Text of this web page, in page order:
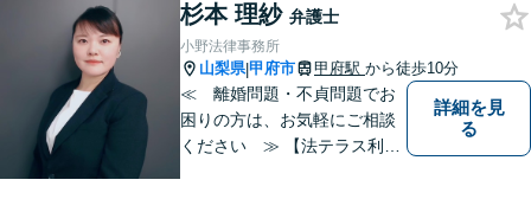
杉本 理紗 弁護士
小野法律事務所
山梨県|甲府市 甲府駅 から徒歩10分
≪ 離婚問題・不貞問題でお
困りの方は、お気軽にご相談
ください ≫ 【法テラス利用
詳細を見
る